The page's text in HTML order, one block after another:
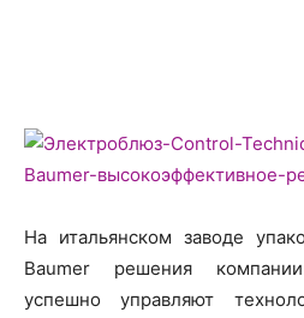
На итальянском заводе
Baumer решения
успешно управляют